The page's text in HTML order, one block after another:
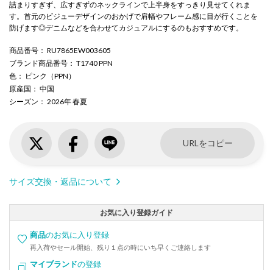
詰まりすぎず、広すぎずのネックラインで上半身をすっきり見せてくれま
す。首元のビジューデザインのおかげで肩幅やフレーム感に目が行くことを
防げます◎デニムなどを合わせてカジュアルにするのもおすすめです。
商品番号 ： RU7865EW003605
ブランド商品番号 ： T1740 PPN
色 ： ピンク（PPN）
原産国 ： 中国
シーズン ： 2026年 春夏
URLをコピー
サイズ交換・返品について
お気に入り登録ガイド
商品のお気に入り登録
再入荷やセール開始、残り１点の時にいち早くご連絡します
マイブランドの登録